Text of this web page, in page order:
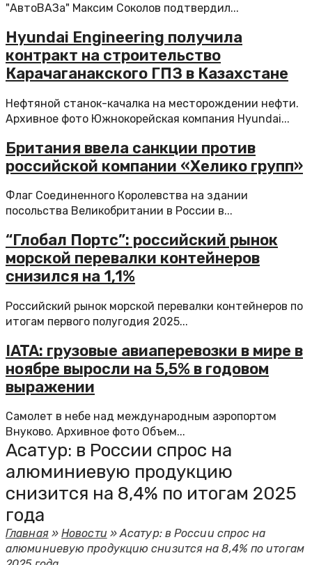
"АвтоВАЗа" Максим Соколов подтвердил...
Hyundai Engineering получила
контракт на строительство
Карачаганакского ГПЗ в Казахстане
Нефтяной станок-качалка на месторождении нефти.
Архивное фото Южнокорейская компания Hyundai...
Британия ввела санкции против
российской компании «Хелико групп»
Флаг Соединенного Королевства на здании
посольства Великобритании в России в...
“Глобал Портс”: российский рынок
морской перевалки контейнеров
снизился на 1,1%
Российский рынок морской перевалки контейнеров по
итогам первого полугодия 2025...
IATA: грузовые авиаперевозки в мире в
ноябре выросли на 5,5% в годовом
выражении
Самолет в небе над международным аэропортом
Внуково. Архивное фото Объем...
Асатур: в России спрос на
алюминиевую продукцию
снизится на 8,4% по итогам 2025
года
Главная»Новости »Асатур: в России спрос на
алюминиевую продукцию снизится на 8,4% по итогам